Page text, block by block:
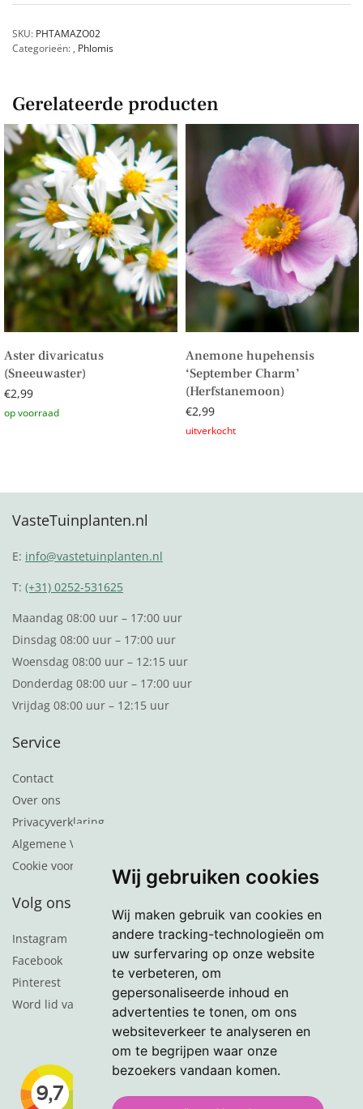
Wij gebruiken cookies
Wij maken gebruik van cookies en
andere tracking-technologieën om
uw surfervaring op onze website
te verbeteren, om
gepersonaliseerde inhoud en
advertenties te tonen, om ons
websiteverkeer te analyseren en
om te begrijpen waar onze
bezoekers vandaan komen.
SKU: PHTAMAZO02
Categorieën: , Phlomis
Gerelateerde producten
Aster divaricatus
(Sneeuwaster)
€2,99
Anemone hupehensis
‘September Charm’
(Herfstanemoon)
€2,99
VasteTuinplanten.nl
E: info@vastetuinplanten.nl
T:(+31) 0252-531625
Maandag 08:00 uur – 17:00 uur
Dinsdag 08:00 uur – 17:00 uur
Woensdag 08:00 uur – 12:15 uur
Donderdag 08:00 uur – 17:00 uur
Vrijdag 08:00 uur – 12:15 uur
Service
Contact
Over ons
Privacyverklaring
Algemene Voorwaarden
Cookie voorkeuren
Volg ons
Instagram
Facebook
Pinterest
Word lid van de nieuwsbrief